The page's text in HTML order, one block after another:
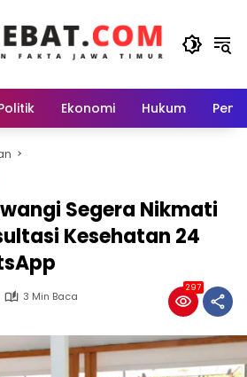
Ekonomi Hukum
Segera Nikmati
Kesehatan 24
3 Min Baca
297